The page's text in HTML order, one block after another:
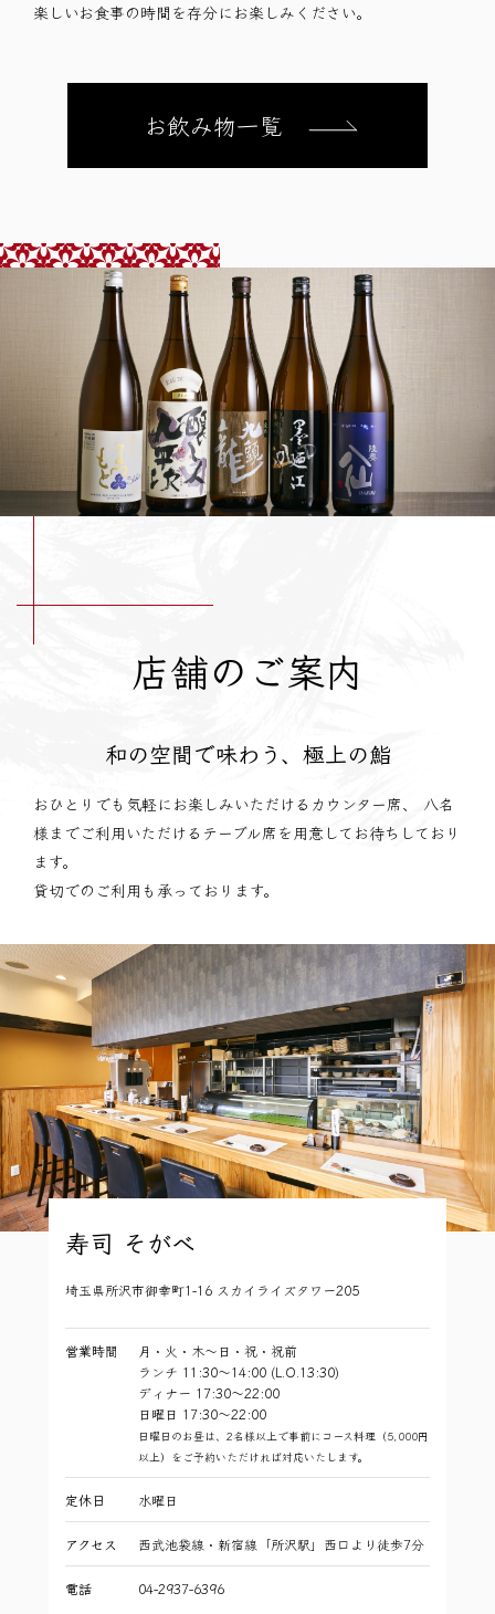
楽しいお食事の時間を存分にお楽しみください。
お飲み物一覧
店舗のご案内
和の空間で味わう、極上の鮨
おひとりでも気軽にお楽しみいただけるカウンター席、
八名
様までご利用いただけるテーブル席を用意してお待ち しており
ます。
貸切でのご利用も承っております。
寿司 そがべ
埼玉県所沢市御幸町1-16 スカイライズタワー205
営業時間
月・火・木～日・祝・祝前
ランチ 11:30～14:00 (L.O.13:30)
ディナー 17:30～22:00
日曜日 17:30〜22:00
日曜日のお昼は、2名様以上で事前にコース料理（5,000円
以上）をご予約いただければ対応いたします。
定休日 水曜日
アクセス 西武池袋線・新宿線「所沢駅」西口より徒歩7分
電話 04-2937-6396